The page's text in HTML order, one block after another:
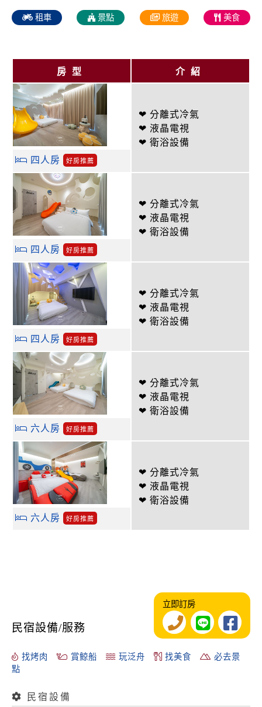
租車 景點 旅遊 美食
房型 介紹
❤ 分離式冷氣
❤ 液晶電視
❤ 衛浴設備
四人房
好房推薦
❤ 分離式冷氣
❤ 液晶電視
❤ 衛浴設備
四人房
好房推薦
❤ 分離式冷氣
❤ 液晶電視
❤ 衛浴設備
四人房
好房推薦
❤ 分離式冷氣
❤ 液晶電視
❤ 衛浴設備
六人房
好房推薦
❤ 分離式冷氣
❤ 液晶電視
❤ 衛浴設備
六人房
好房推薦
民宿設備/服務
立即訂房
找烤肉 賞鯨船 玩泛舟 找美食
必去景
點
民宿設備